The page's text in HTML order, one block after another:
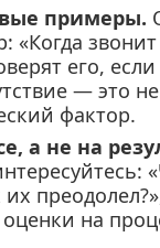
примеры.
«Когда
его,
— это
фактор.
а не на
на